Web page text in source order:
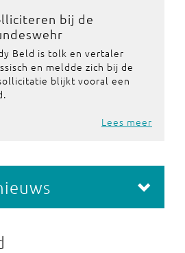
bij de
Beld is tolk en vertaler
en meldde zich bij de
blijkt vooral een
Lees meer